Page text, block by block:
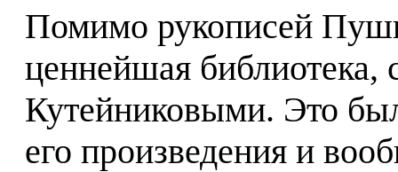
Помимо рукописей
ценнейшая библиотека,
Кутейниковыми. Это
его произведения и